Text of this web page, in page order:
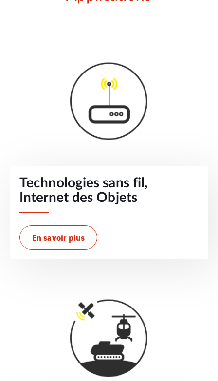
Technologies sans fil,
Internet des Objets
En savoir plus